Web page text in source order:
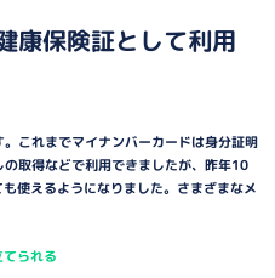
康保険証として利用
これまでマイナンバーカードは身分証明
取得などで利用できましたが、昨年10
使えるようになりました。さまざまなメ
られる